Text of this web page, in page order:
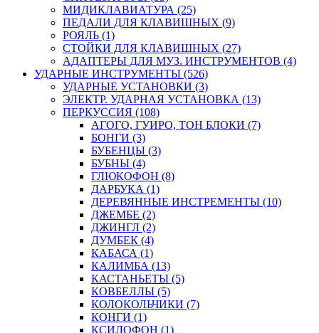
МИДИКЛАВИАТУРА (25)
ПЕДАЛИ ДЛЯ КЛАВИШНЫХ (9)
РОЯЛЬ (1)
СТОЙКИ ДЛЯ КЛАВИШНЫХ (27)
АДАПТЕРЫ ДЛЯ МУЗ. ИНСТРУМЕНТОВ (4)
УДАРНЫЕ ИНСТРУМЕНТЫ (526)
УДАРНЫЕ УСТАНОВКИ (3)
ЭЛЕКТР. УДАРНАЯ УСТАНОВКА (13)
ПЕРКУССИЯ (108)
АГОГО, ГУИРО, ТОН БЛОКИ (7)
БОНГИ (3)
БУБЕНЦЫ (3)
БУБНЫ (4)
ГЛЮКОФОН (8)
ДАРБУКА (1)
ДЕРЕВЯННЫЕ ИНСТРЕМЕНТЫ (10)
ДЖЕМБЕ (2)
ДЖИНГЛ (2)
ДУМБЕК (4)
КАБАСА (1)
КАЛИМБА (13)
КАСТАНЬЕТЫ (5)
КОВБЕЛЛЫ (5)
КОЛОКОЛЬЧИКИ (7)
КОНГИ (1)
КСИЛОФОН (1)